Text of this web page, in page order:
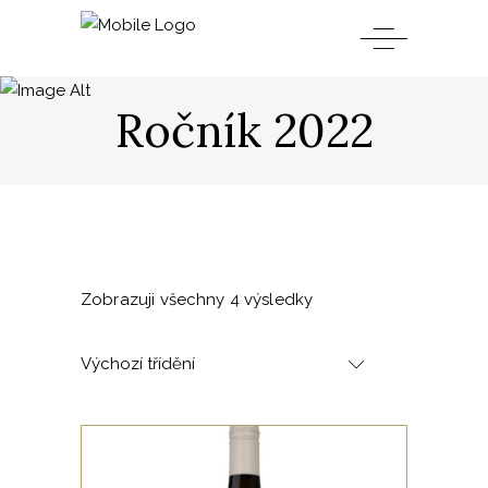
Ročník 2022
Zobrazuji všechny 4 výsledky
Výchozí třídění
ROČNÍK 2022